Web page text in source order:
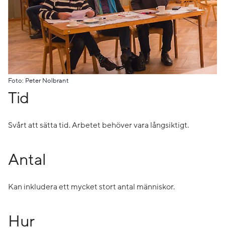
Foto: Peter Nolbrant
Tid
Svårt att sätta tid. Arbetet behöver vara långsiktigt.
Antal
Kan inkludera ett mycket stort antal människor.
Hur